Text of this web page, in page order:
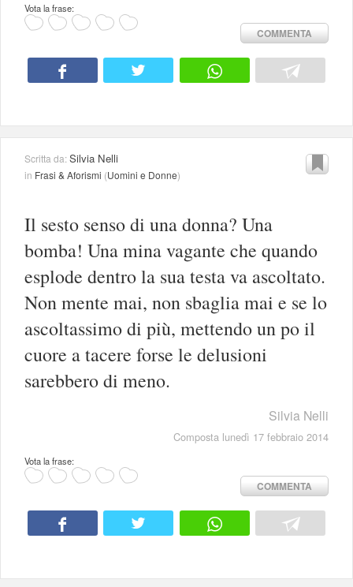
Vota la frase:
COMMENTA
Scritta da:Silvia Nelli
in Frasi & Aforismi (Uomini e Donne)
Il sesto senso di una donna? Una
bomba! Una mina vagante che quando
esplode dentro la sua testa va ascoltato.
Non mente mai, non sbaglia mai e se lo
ascoltassimo di più, mettendo un po il
cuore a tacere forse le delusioni
sarebbero di meno.
Silvia Nelli
Composta lunedì 17 febbraio 2014
Vota la frase:
COMMENTA